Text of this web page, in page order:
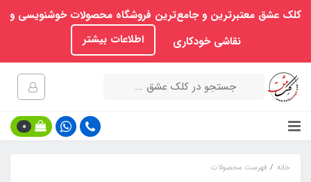
کلک عشق معتبرترین و جامع‌ترین فروشگاه محصولات خوشنویسی و
نقاشی خودکاری
اطلاعات بیشتر
0
خانه
فهرست محصولات